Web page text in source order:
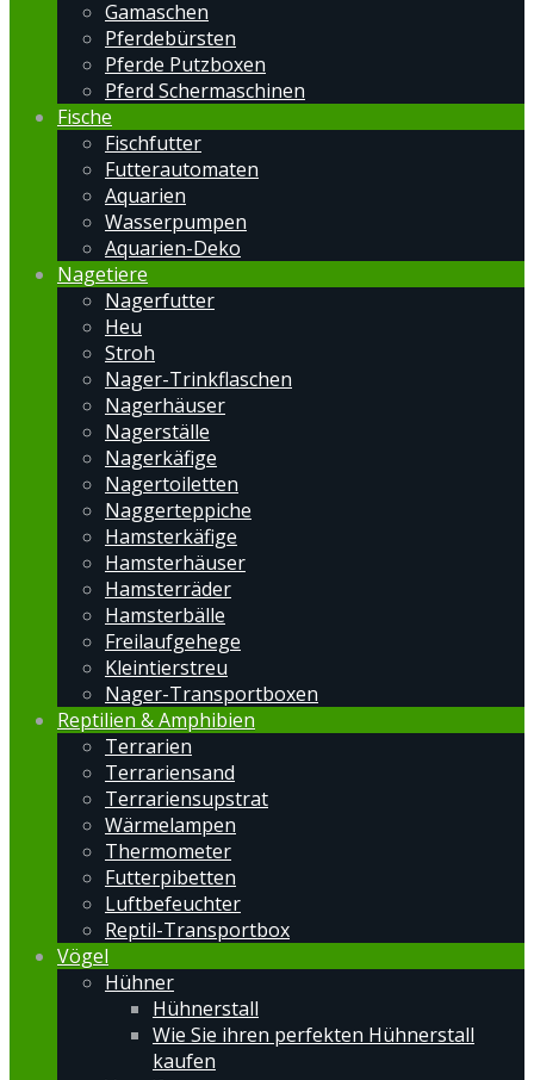
Gamaschen
Pferdebürsten
Pferde Putzboxen
Pferd Schermaschinen
Fische
Fischfutter
Futterautomaten
Aquarien
Wasserpumpen
Aquarien-Deko
Nagetiere
Nagerfutter
Heu
Stroh
Nager-Trinkflaschen
Nagerhäuser
Nagerställe
Nagerkäfige
Nagertoiletten
Naggerteppiche
Hamsterkäfige
Hamsterhäuser
Hamsterräder
Hamsterbälle
Freilaufgehege
Kleintierstreu
Nager-Transportboxen
Reptilien & Amphibien
Terrarien
Terrariensand
Terrariensupstrat
Wärmelampen
Thermometer
Futterpibetten
Luftbefeuchter
Reptil-Transportbox
Vögel
Hühner
Hühnerstall
Wie Sie ihren perfekten Hühnerstall
kaufen